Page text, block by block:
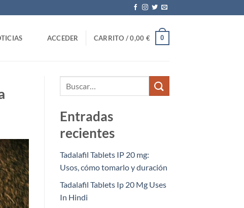
ACCEDER CARRITO /0,00 € 0
Entradas
recientes
Tadalafil Tablets IP 20 mg:
Usos, cómo tomarlo y duración
Tadalafil Tablets Ip 20 Mg Uses
In Hindi